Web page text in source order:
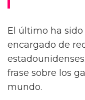
El último ha sido
encargado de
frase sobre los
mundo.